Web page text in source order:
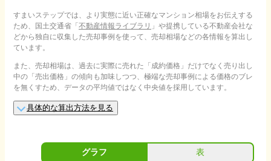
すまいステップでは、より実態に近い正確なマンション相場をお伝えする
ため、国土交通省「不動産情報ライブラリ 」や提携している不動産会社な
どから独自に収集した売却事例を使って、売却相場などの各情報を算出し
ています。
また、売却相場は、過去に実際に売れた「成約価格」だけでなく売り出し
中の「売出価格」の傾向も加味しつつ、極端な売却事例による価格のブレ
を無くすため、データの平均値ではなく中央値を採用しています。
具体的な算出方法を見る
グラフ 表